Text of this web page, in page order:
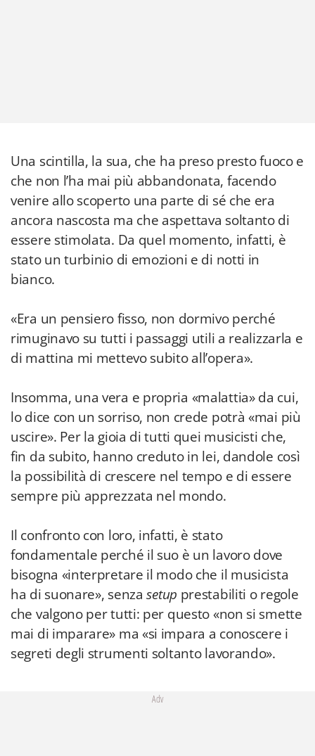
Una scintilla, la sua, che ha preso presto fuoco e
che non l’ha mai più abbandonata, facendo
venire allo scoperto una parte di sé che era
ancora nascosta ma che aspettava soltanto di
essere stimolata. Da quel momento, infatti, è
stato un turbinio di emozioni e di notti in
bianco.
«Era un pensiero fisso, non dormivo perché
rimuginavo su tutti i passaggi utili a realizzarla e
di mattina mi mettevo subito all’opera».
Insomma, una vera e propria «malattia» da cui,
lo dice con un sorriso, non crede potrà «mai più
uscire». Per la gioia di tutti quei musicisti che,
fin da subito, hanno creduto in lei, dandole così
la possibilità di crescere nel tempo e di essere
sempre più apprezzata nel mondo.
Il confronto con loro, infatti, è stato
fondamentale perché il suo è un lavoro dove
bisogna «interpretare il modo che il musicista
ha di suonare», senzasetup prestabiliti o regole
che valgono per tutti: per questo «non si smette
mai di imparare» ma «si impara a conoscere i
segreti degli strumenti soltanto lavorando».
Adv